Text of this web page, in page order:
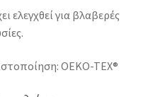
ελεγχθεί για βλαβερές
OEKO-TEX®